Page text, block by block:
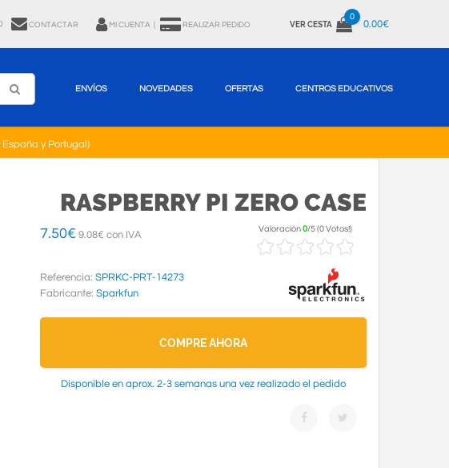
CONTACTAR MI CUENTA REALIZAR PEDIDO VER CESTA
0
0.00€
ENVÍOS NOVEDADES OFERTAS CENTROS EDUCATIVOS
y Portugal)
RASPBERRY PI ZERO CASE
7.50€ 9.08€ con IVA
Valoración0/5(0 Votos!)
Referencia: SPRKC-PRT-14273
Fabricante: Sparkfun
COMPRE AHORA
Disponible en aprox. 2-3 semanas una vez realizado el pedido